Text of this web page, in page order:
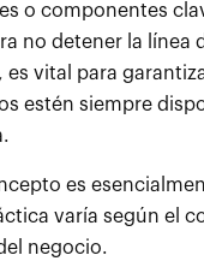
o componentes
no detener la línea
, es vital para
estén siempre
es
varía según el
negocio.